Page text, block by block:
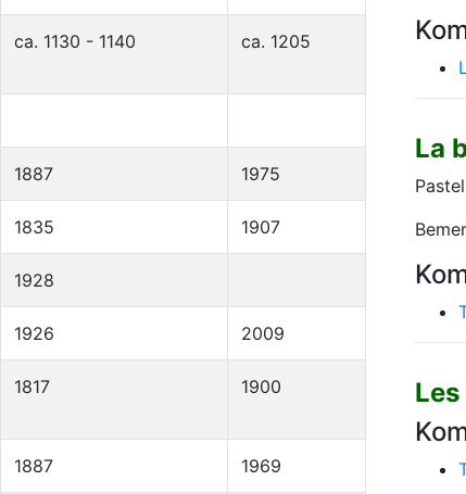
ca. 1130 - 1140 ca. 1205
1887 1975
1835 1907
1928
1926 2009
1817 1900
1887 1969
La